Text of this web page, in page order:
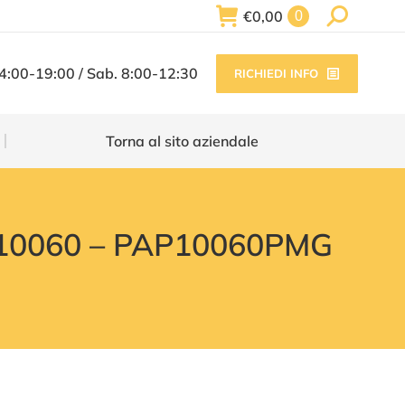
€0,00 0 Search:
19:00 / Sab. 8:00-12:30 RICHIEDI INFO
Torna al sito aziendale
– PAP10060PMG
Torna al sito aziendale